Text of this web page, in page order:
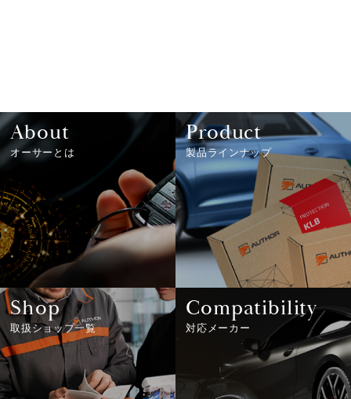
About
オーサーとは
Product
製品ラインナップ
Shop
取扱ショップ一覧
Compatibility
対応メーカー